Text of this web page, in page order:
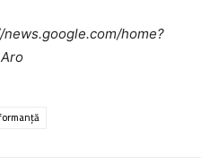
home?